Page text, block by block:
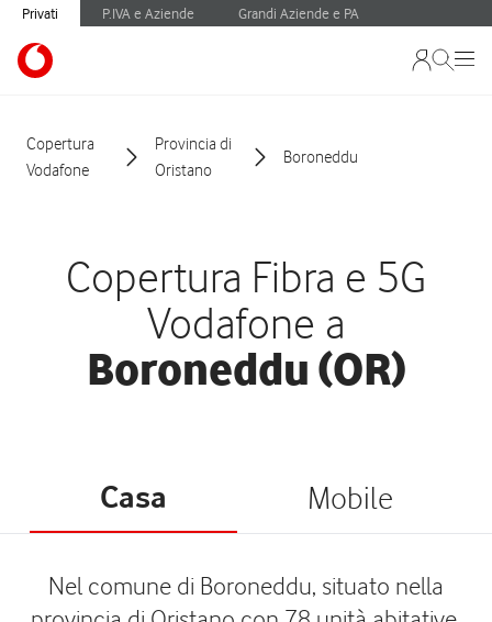
Privati P.IVA e Aziende Grandi Aziende e PA
Copertura
Vodafone
Provincia di
Oristano
Boroneddu
Copertura Fibra e 5G
Vodafone a
Boroneddu (OR)
Casa Mobile
Nel comune di Boroneddu, situato nella